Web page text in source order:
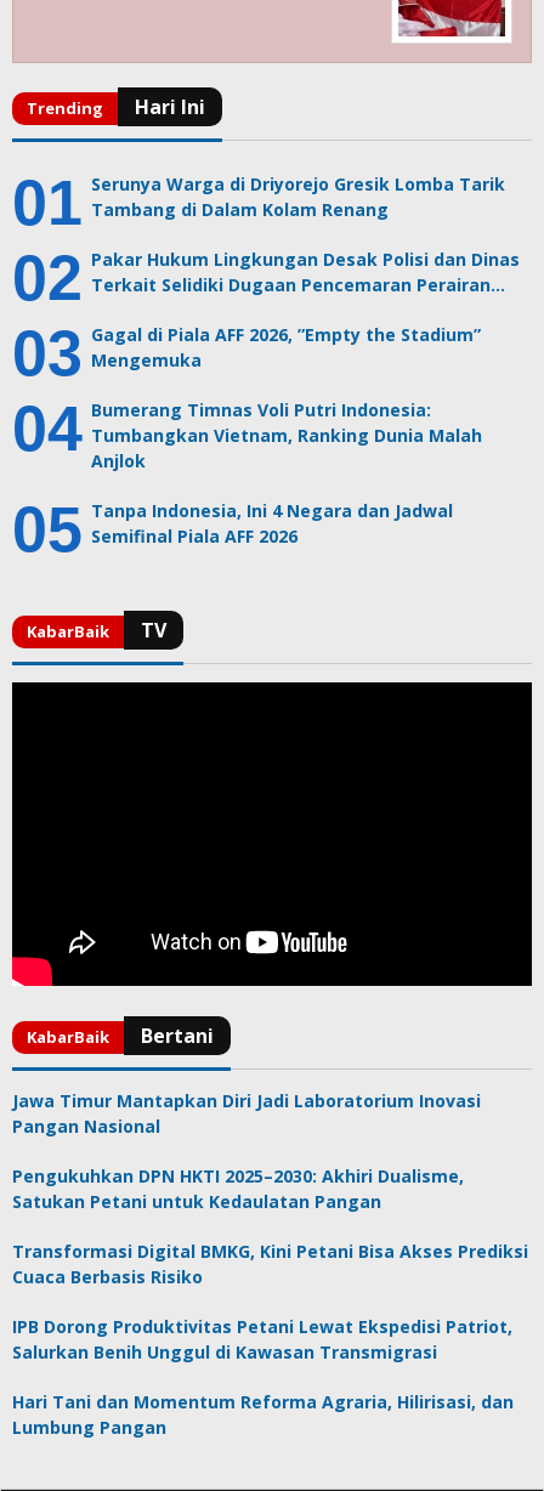
Serunya Warga di Driyorejo Gresik Lomba Tarik
Tambang di Dalam Kolam Renang
Pakar Hukum Lingkungan Desak Polisi dan Dinas
Terkait Selidiki Dugaan Pencemaran Perairan…
Gagal di Piala AFF 2026, ”Empty the Stadium”
Mengemuka
Bumerang Timnas Voli Putri Indonesia:
Tumbangkan Vietnam, Ranking Dunia Malah
Anjlok
Tanpa Indonesia, Ini 4 Negara dan Jadwal
Semifinal Piala AFF 2026
Jawa Timur Mantapkan Diri Jadi Laboratorium Inovasi
Pangan Nasional
Pengukuhkan DPN HKTI 2025–2030: Akhiri Dualisme,
Satukan Petani untuk Kedaulatan Pangan
Transformasi Digital BMKG, Kini Petani Bisa Akses Prediksi
Cuaca Berbasis Risiko
IPB Dorong Produktivitas Petani Lewat Ekspedisi Patriot,
Salurkan Benih Unggul di Kawasan Transmigrasi
Hari Tani dan Momentum Reforma Agraria, Hilirisasi, dan
Lumbung Pangan